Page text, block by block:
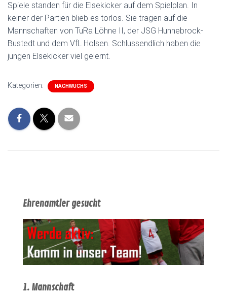
Spiele standen für die Elsekicker auf dem Spielplan. In
keiner der Partien blieb es torlos. Sie tragen auf die
Mannschaften von TuRa Löhne II, der JSG Hunnebrock-
Bustedt und dem VfL Holsen. Schlussendlich haben die
jungen Elsekicker viel gelernt.
Kategorien: NACHWUCHS
Ehrenamtler gesucht
1. Mannschaft